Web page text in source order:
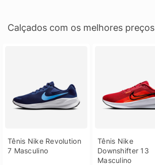
Calçados com os melhores preços
Tênis Nike Revolution
7 Masculino
Tênis Nike
Downshifter 13
Masculino